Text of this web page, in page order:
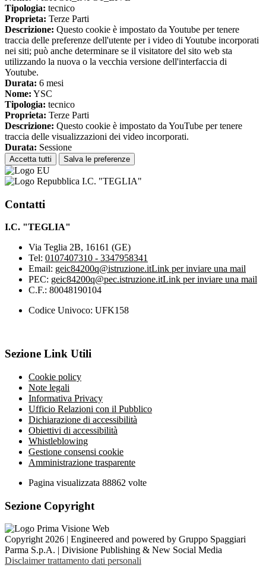
Tipologia: tecnico
Proprieta: Terze Parti
Descrizione: Questo cookie è impostato da Youtube per tenere
traccia delle preferenze dell'utente per i video di Youtube incorporati
nei siti; può anche determinare se il visitatore del sito web sta
utilizzando la nuova o la vecchia versione dell'interfaccia di
Youtube.
Durata: 6 mesi
Nome: YSC
Tipologia: tecnico
Proprieta: Terze Parti
Descrizione: Questo cookie è impostato da YouTube per tenere
traccia delle visualizzazioni dei video incorporati.
Durata: Sessione
Accetta tutti Salva le preferenze
I.C. "TEGLIA"
Contatti
I.C. "TEGLIA"
Via Teglia 2B, 16161 (GE)
Tel: 0107407310 - 3347958341
Email: geic84200q@istruzione.itLink per inviare una mail
PEC: geic84200q@pec.istruzione.itLink per inviare una mail
C.F.: 80048190104
Codice Univoco: UFK158
Sezione Link Utili
Cookie policy
Note legali
Informativa Privacy
Ufficio Relazioni con il Pubblico
Dichiarazione di accessibilità
Obiettivi di accessibilità
Whistleblowing
Gestione consensi cookie
Amministrazione trasparente
Pagina visualizzata 88862 volte
Sezione Copyright
Copyright 2026 | Engineered and powered by Gruppo Spaggiari
Parma S.p.A. | Divisione Publishing & New Social Media
Disclaimer trattamento dati personali